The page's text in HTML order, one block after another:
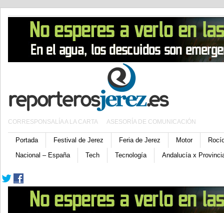
CORRESPONSALÍA A LA CARTA ASESORÍA DE COMUNICACIÓN
Portada Festival de Jerez Feria de Jerez Motor
Nacional – España
Tech Tecnología Andalucía x